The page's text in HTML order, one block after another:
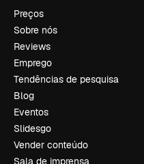
Preços
Sobre nós
Reviews
Emprego
Tendências de pesquisa
Blog
Eventos
Slidesgo
Vender conteúdo
Sala de imprensa